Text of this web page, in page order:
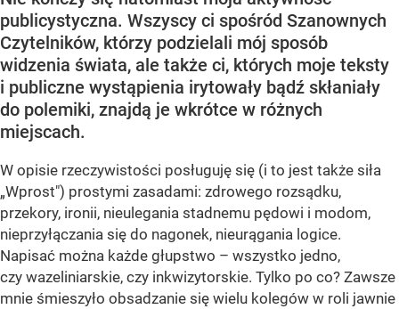
publicystyczna. Wszyscy ci spośród Szanownych
Czytelników, którzy podzielali mój sposób
widzenia świata, ale także ci, których moje teksty
i publiczne wystąpienia irytowały bądź skłaniały
do polemiki, znajdą je wkrótce w różnych
miejscach.
W opisie rzeczywistości posługuję się (i to jest także siła
„Wprost") prostymi zasadami: zdrowego rozsądku,
przekory, ironii, nieulegania stadnemu pędowi i modom,
nieprzyłączania się do nagonek, nieurągania logice.
Napisać można każde głupstwo – wszystko jedno,
czy wazeliniarskie, czy inkwizytorskie. Tylko po co? Zawsze
mnie śmieszyło obsadzanie się wielu kolegów w roli jawnie